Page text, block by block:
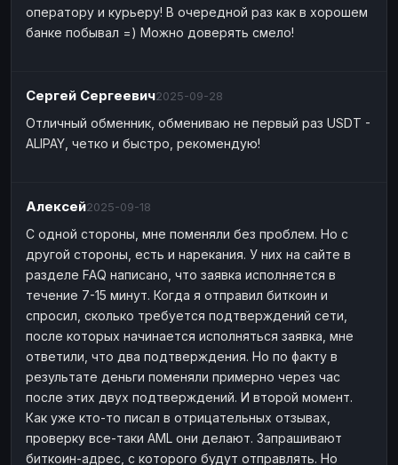
оператору и курьеру! В очередной раз как в хорошем
банке побывал =) Можно доверять смело!
Сергей Сергеевич2025-09-28
Отличный обменник, обмениваю не первый раз USDT -
ALIPAY, четко и быстро, рекомендую!
Алексей2025-09-18
С одной стороны, мне поменяли без проблем. Но с
другой стороны, есть и нарекания. У них на сайте в
разделе FAQ написано, что заявка исполняется в
течение 7-15 минут. Когда я отправил биткоин и
спросил, сколько требуется подтверждений сети,
после которых начинается исполняться заявка, мне
ответили, что два подтверждения. Но по факту в
результате деньги поменяли примерно через час
после этих двух подтверждений. И второй момент.
Как уже кто-то писал в отрицательных отзывах,
проверку все-таки AML они делают. Запрашивают
биткоин-адрес, с которого будут отправлять. Но